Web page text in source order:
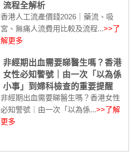
流程全解析
香港人工流產價錢2026｜藥流、吸
宮、無痛人流費用比較及流程...>>了
解更多
非經期出血需要睇醫生嗎？香港
女性必知警號｜由一次「以為係
小事」到婦科檢查的重要提醒
非經期出血需要睇醫生嗎？香港女性
必知警號｜由一次「以為係...>>了解
更多